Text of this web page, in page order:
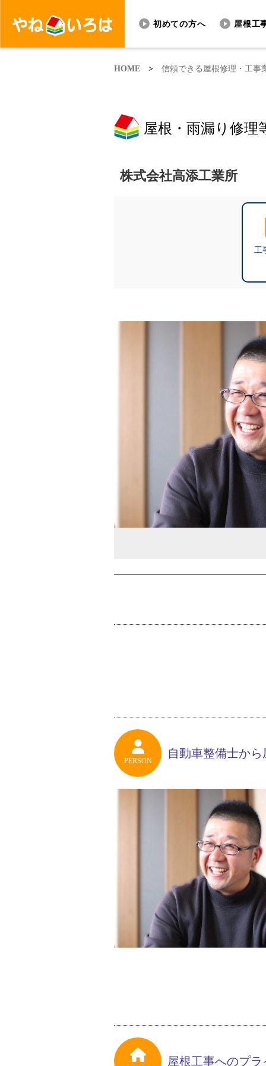
初めての方へ 屋根工
HOME > 信頼できる屋根修理・工事
屋根・雨漏り修理
株式会社高添工業所
工
PERSON
自動車整備士か
屋根工事へのプ